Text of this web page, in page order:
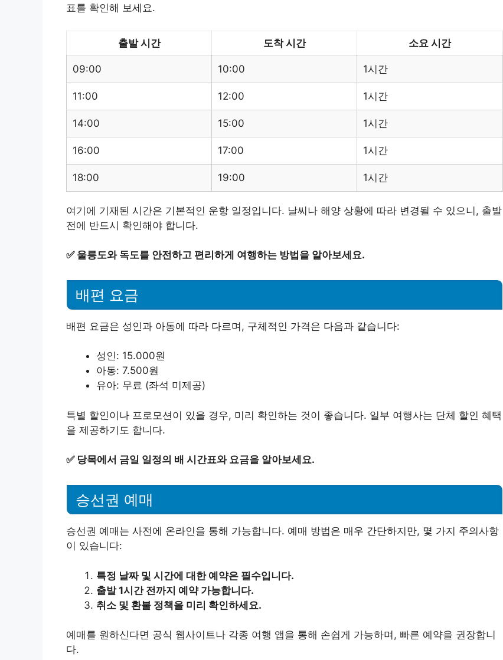
표를 확인해 보세요.
출발 시간 도착 시간 소요 시간
09:00 10:00 1시간
11:00 12:00 1시간
14:00 15:00 1시간
16:00 17:00 1시간
18:00 19:00 1시간
여기에 기재된 시간은 기본적인 운항 일정입니다. 날씨나 해양 상황에 따라 변경될 수 있으니, 출발
전에 반드시 확인해야 합니다.
✅ 울릉도와 독도를 안전하고 편리하게 여행하는 방법을 알아보세요.
배편 요금
배편 요금은 성인과 아동에 따라 다르며, 구체적인 가격은 다음과 같습니다:
성인: 15.000원
아동: 7.500원
유아: 무료 (좌석 미제공)
특별 할인이나 프로모션이 있을 경우, 미리 확인하는 것이 좋습니다. 일부 여행사는 단체 할인 혜택
을 제공하기도 합니다.
✅ 당목에서 금일 일정의 배 시간표와 요금을 알아보세요.
승선권 예매
승선권 예매는 사전에 온라인을 통해 가능합니다. 예매 방법은 매우 간단하지만, 몇 가지 주의사항
이 있습니다:
특정 날짜 및 시간에 대한 예약은 필수입니다.
출발 1시간 전까지 예약 가능합니다.
취소 및 환불 정책을 미리 확인하세요.
예매를 원하신다면 공식 웹사이트나 각종 여행 앱을 통해 손쉽게 가능하며, 빠른 예약을 권장합니
다.